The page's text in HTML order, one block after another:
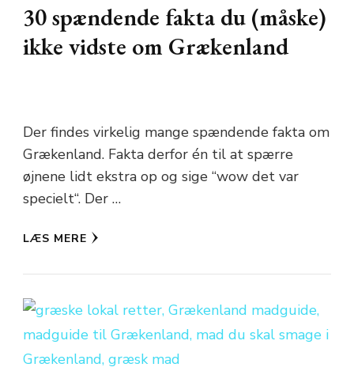
30 spændende fakta du (måske)
ikke vidste om Grækenland
Der findes virkelig mange spændende fakta om
Grækenland. Fakta derfor én til at spærre
øjnene lidt ekstra op og sige “wow det var
specielt“. Der …
LÆS MERE